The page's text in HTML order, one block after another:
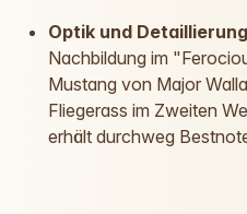
Optik und Detaillierung
Nachbildung im
Mustang von Major
Fliegerass im Zweiten
erhält durchweg